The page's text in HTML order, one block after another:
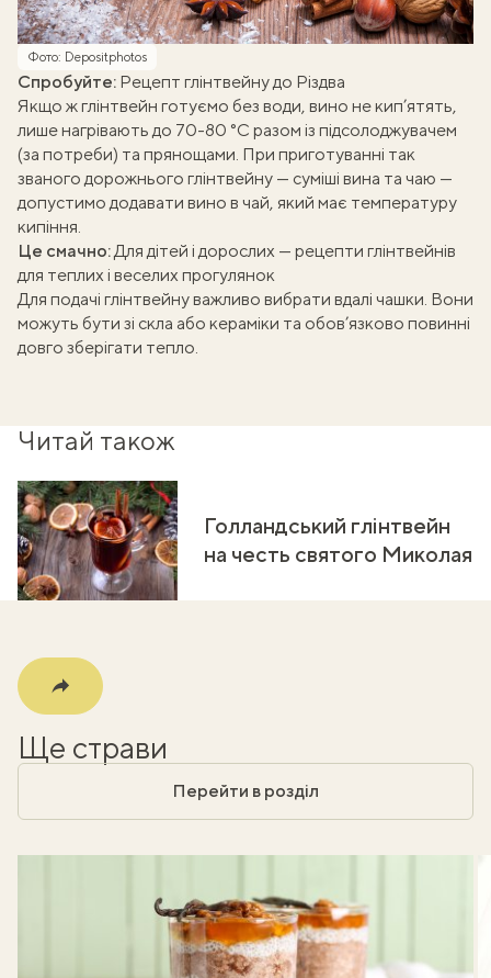
Фото: Depositphotos
Спробуйте: Рецепт глінтвейну до Різдва
Якщо ж глінтвейн готуємо без води, вино не кип’ятять,
лише нагрівають до 70-80 °C разом із підсолоджувачем
(за потреби) та прянощами. При приготуванні так
званого дорожнього глінтвейну — суміші вина та чаю —
допустимо додавати вино в чай, який має температуру
кипіння.
Це смачно:Для дітей і дорослих — рецепти глінтвейнів
для теплих і веселих прогулянок
Для подачі глінтвейну важливо вибрати вдалі чашки. Вони
можуть бути зі скла або кераміки та обов’язково повинні
довго зберігати тепло.
Читай також
Голландський глінтвейн
на честь святого Миколая
Ще страви
Перейти в розділ